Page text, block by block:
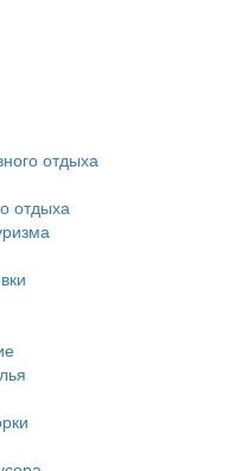
отдыха
отдыха